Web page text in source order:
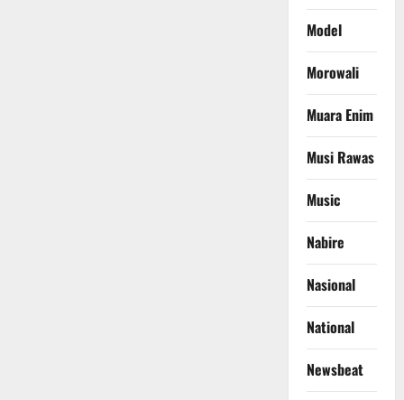
Model
Morowali
Muara Enim
Musi Rawas
Music
Nabire
Nasional
National
Newsbeat